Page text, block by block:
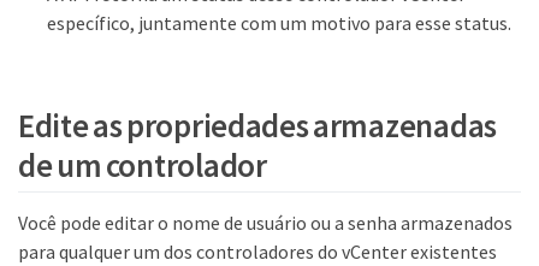
específico, juntamente com um motivo para esse status.
Edite as propriedades armazenadas
de um controlador
Você pode editar o nome de usuário ou a senha armazenados
para qualquer um dos controladores do vCenter existentes